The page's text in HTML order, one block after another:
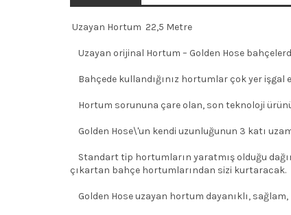
Uzayan Hortum 22,5 Metre
Uzayan orijinal Hortum – Golden Hose
Bahçede kullandığınız hortumlar çok yer işgal
Hortum sorununa çare olan, son teknoloji ürünü
Golden Hose\'un kendi uzunluğunun 3 katı
Standart tip hortumların yaratmış olduğu
çıkartan bahçe hortumlarından sizi kurtaracak.
Golden Hose uzayan hortum dayanıklı,